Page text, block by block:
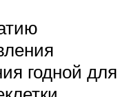
годной для